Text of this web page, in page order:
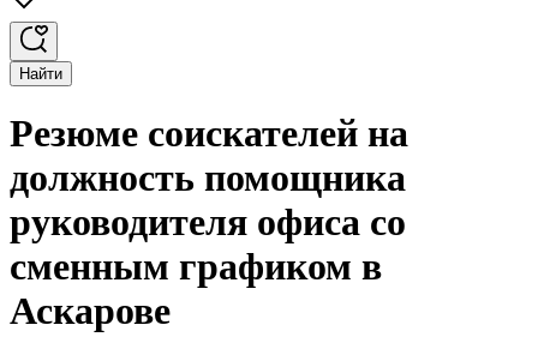
Найти
Резюме соискателей на
должность помощника
руководителя офиса со
сменным графиком в
Аскарове